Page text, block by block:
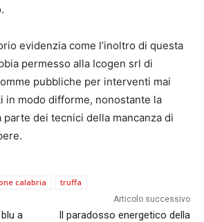
evidenzia come l’inoltro di questa
permesso alla Icogen srl di
pubbliche per interventi mai
in modo difforme, nonostante la
parte dei tecnici della mancanza di
calabria truffa
a
Articolo successivo
Il paradosso energetico della